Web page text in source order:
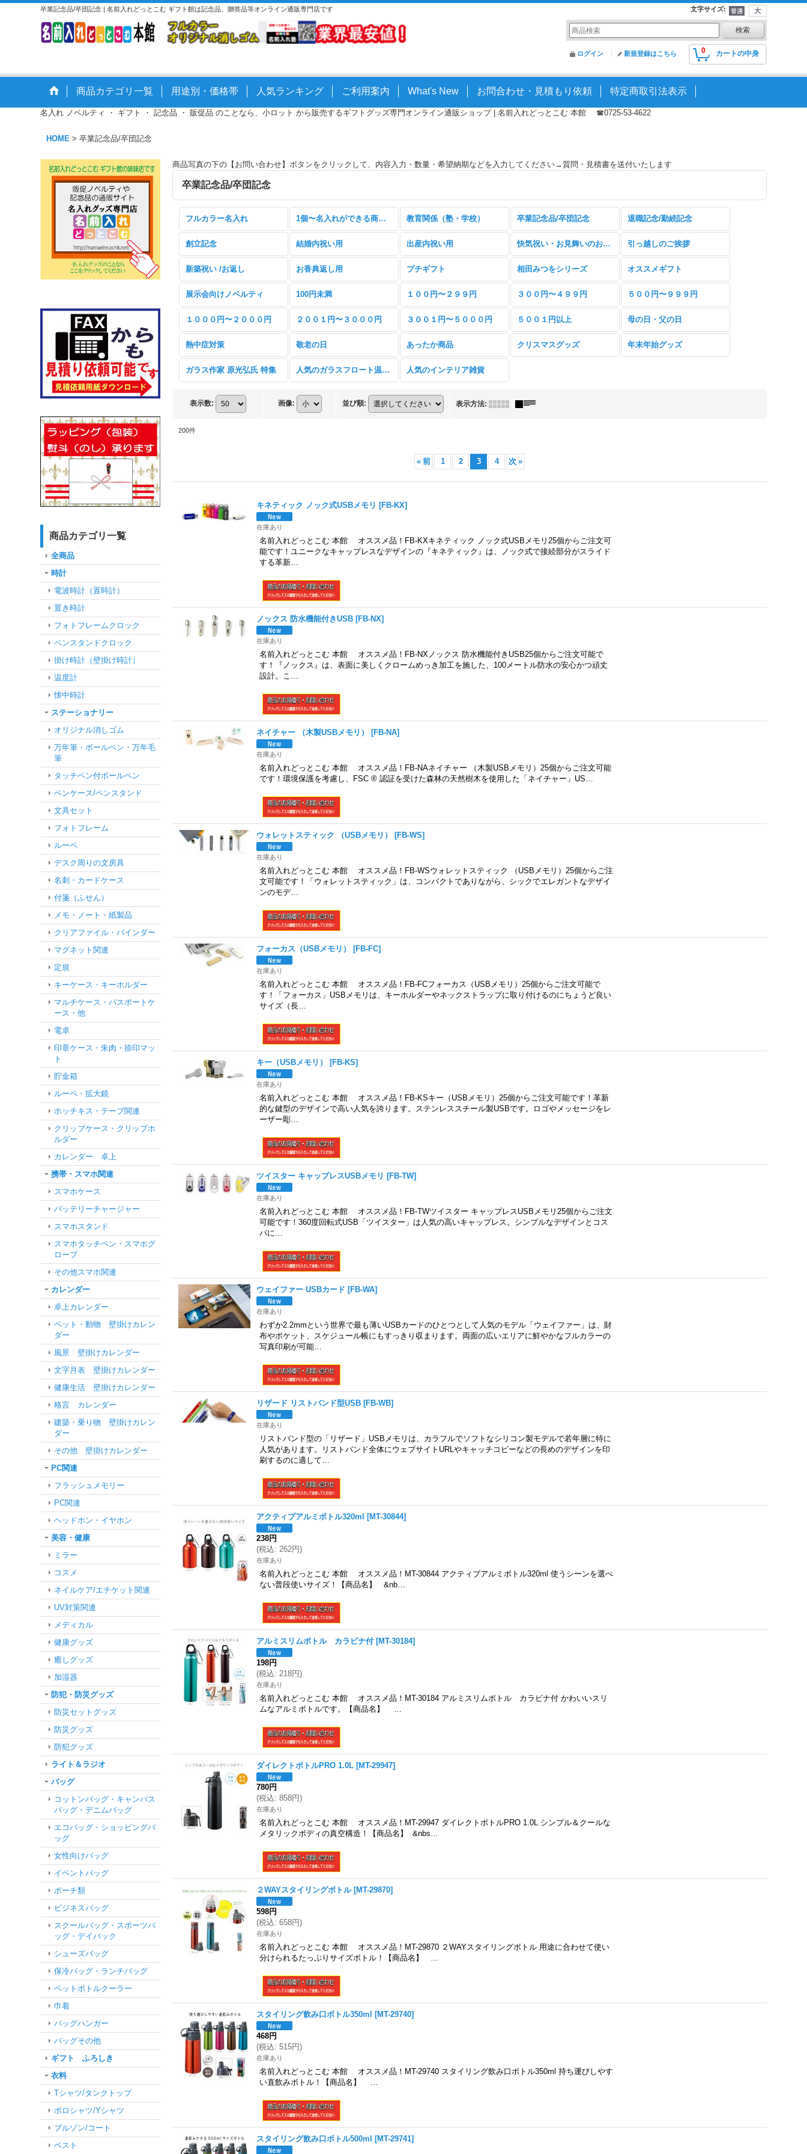
卒業記念品/卒団記念 | 名前入れどっとこむ ギフト館は記念品、贈答品等オンライン通販専門店です 文字サイズ:
0 カートの中身
ログイン 新規登録はこちら
商品カテゴリ一覧 用途別・価格帯 人気ランキング ご利用案内 What's New お問合わせ・見積もり依頼 特定商取引法表示
名入れ ノベルティ ・ ギフト ・ 記念品 ・ 販促品 のことなら、小ロット から販売するギフトグッズ専門オンライン通販ショップ | 名前入れどっとこむ 本館 ☎0725-53-4622
HOME > 卒業記念品/卒団記念
商品カテゴリ一覧
全商品
時計
電波時計（置時計）
置き時計
フォトフレームクロック
ペンスタンドクロック
掛け時計（壁掛け時計）
温度計
懐中時計
ステーショナリー
オリジナル消しゴム
万年筆・ボールペン・万年毛
筆
タッチペン付ボールペン
ペンケース/ペンスタンド
文具セット
フォトフレーム
ルーペ
デスク周りの文房具
名刺・カードケース
付箋（ふせん）
メモ・ノート・紙製品
クリアファイル・バインダー
マグネット関連
定規
キーケース・キーホルダー
マルチケース・パスポートケ
ース・他
電卓
印章ケース・朱肉・捺印マッ
ト
貯金箱
ルーペ・拡大鏡
ホッチキス・テープ関連
クリップケース・クリップホ
ルダー
カレンダー 卓上
携帯・スマホ関連
スマホケース
バッテリーチャージャー
スマホスタンド
スマホタッチペン・スマホグ
ローブ
その他スマホ関連
カレンダー
卓上カレンダー
ペット・動物 壁掛けカレン
ダー
風景 壁掛けカレンダー
文字月表 壁掛けカレンダー
健康生活 壁掛けカレンダー
格言 カレンダー
建築・乗り物 壁掛けカレン
ダー
その他 壁掛けカレンダー
PC関連
フラッシュメモリー
PC関連
ヘッドホン・イヤホン
美容・健康
ミラー
コスメ
ネイルケア/エチケット関連
UV対策関連
メディカル
健康グッズ
癒しグッズ
加湿器
防犯・防災グッズ
防災セットグッズ
防災グッズ
防犯グッズ
ライト＆ラジオ
バッグ
コットンバッグ・キャンパス
バッグ・デニムバッグ
エコバッグ・ショッピングバ
ッグ
女性向けバッグ
イベントバッグ
ポーチ類
ビジネスバッグ
スクールバッグ・スポーツバ
ッグ・デイパック
シューズバッグ
保冷バッグ・ランチバッグ
ペットボトルクーラー
巾着
バッグハンガー
バッグその他
ギフト ふろしき
衣料
Tシャツ/タンクトップ
ポロシャツ/Yシャツ
ブルゾン/コート
ベスト
商品写真の下の【お問い合わせ】ボタンをクリックして、内容入力・数量・希望納期などを入力してください→質問・見積書を送付いたします
卒業記念品/卒団記念
フルカラー名入れ 1個〜名入れができる商品特集 教育関係（塾・学校） 卒業記念品/卒団記念 退職記念/勤続記念
創立記念 結婚内祝い用 出産内祝い用 快気祝い・お見舞いのお返し 引っ越しのご挨拶
新築祝い /お返し お香典返し用 プチギフト 相田みつをシリーズ オススメギフト
展示会向けノベルティ 100円未満 １００円〜２９９円 ３００円〜４９９円 ５００円〜９９９円
１０００円〜２０００円 ２００１円〜３０００円 ３００１円〜５０００円 ５００１円以上 母の日・父の日
熱中症対策 敬老の日 あったか商品 クリスマスグッズ 年末年始グッズ
ガラス作家 原光弘氏 特集 人気のガラスフロート温度計 人気のインテリア雑貨
表示数: 画像: 並び順: 表示方法:
200件
« 前 1 2 3 4 次 »
キネティック ノック式USBメモリ [FB-KX]
在庫あり
名前入れどっとこむ 本館 オススメ品！FB-KXキネティック ノック式USBメモリ25個からご注文可
能です！ユニークなキャップレスなデザインの『キネティック』は、ノック式で接続部分がスライド
する革新…
ノックス 防水機能付きUSB [FB-NX]
在庫あり
名前入れどっとこむ 本館 オススメ品！FB-NXノックス 防水機能付きUSB25個からご注文可能で
す！『ノックス』は、表面に美しくクロームめっき加工を施した、100メートル防水の安心かつ頑丈
設計。こ…
ネイチャー （木製USBメモリ） [FB-NA]
在庫あり
名前入れどっとこむ 本館 オススメ品！FB-NAネイチャー （木製USBメモリ）25個からご注文可能
です！環境保護を考慮し、FSC ® 認証を受けた森林の天然樹木を使用した「ネイチャー」US…
ウォレットスティック （USBメモリ） [FB-WS]
在庫あり
名前入れどっとこむ 本館 オススメ品！FB-WSウォレットスティック （USBメモリ）25個からご注
文可能です！「ウォレットスティック」は、コンパクトでありながら、シックでエレガントなデザイ
ンのモデ…
フォーカス（USBメモリ） [FB-FC]
在庫あり
名前入れどっとこむ 本館 オススメ品！FB-FCフォーカス（USBメモリ）25個からご注文可能で
す！「フォーカス」USBメモリは、キーホルダーやネックストラップに取り付けるのにちょうど良い
サイズ（長…
キー（USBメモリ） [FB-KS]
在庫あり
名前入れどっとこむ 本館 オススメ品！FB-KSキー（USBメモリ）25個からご注文可能です！革新
的な鍵型のデザインで高い人気を誇ります。ステンレススチール製USBです。ロゴやメッセージをレ
ーザー彫…
ツイスター キャップレスUSBメモリ [FB-TW]
在庫あり
名前入れどっとこむ 本館 オススメ品！FB-TWツイスター キャップレスUSBメモリ25個からご注文
可能です！360度回転式USB「ツイスター」は人気の高いキャップレス。シンプルなデザインとコス
パに…
ウェイファー USBカード [FB-WA]
在庫あり
わずか2.2mmという世界で最も薄いUSBカードのひとつとして人気のモデル「ウェイファー」は、財
布やポケット、スケジュール帳にもすっきり収まります。両面の広いエリアに鮮やかなフルカラーの
写真印刷が可能…
リザード リストバンド型USB [FB-WB]
在庫あり
リストバンド型の「リザード」USBメモリは、カラフルでソフトなシリコン製モデルで若年層に特に
人気があります。リストバンド全体にウェブサイトURLやキャッチコピーなどの長めのデザインを印
刷するのに適して…
アクティブアルミボトル320ml [MT-30844]
238円
(税込: 262円)
在庫あり
名前入れどっとこむ 本館 オススメ品！MT-30844 アクティブアルミボトル320ml 使うシーンを選べ
ない普段使いサイズ！【商品名】 &nb…
アルミスリムボトル カラビナ付 [MT-30184]
198円
(税込: 218円)
在庫あり
名前入れどっとこむ 本館 オススメ品！MT-30184 アルミスリムボトル カラビナ付 かわいいスリ
ムなアルミボトルです。【商品名】 …
ダイレクトボトルPRO 1.0L [MT-29947]
780円
(税込: 858円)
在庫あり
名前入れどっとこむ 本館 オススメ品！MT-29947 ダイレクトボトルPRO 1.0L シンプル＆クールな
メタリックボディの真空構造！【商品名】 &nbs…
２WAYスタイリングボトル [MT-29870]
598円
(税込: 658円)
在庫あり
名前入れどっとこむ 本館 オススメ品！MT-29870 ２WAYスタイリングボトル 用途に合わせて使い
分けられるたっぷりサイズボトル！【商品名】 …
スタイリング飲み口ボトル350ml [MT-29740]
468円
(税込: 515円)
在庫あり
名前入れどっとこむ 本館 オススメ品！MT-29740 スタイリング飲み口ボトル350ml 持ち運びしやす
い直飲みボトル！【商品名】 …
スタイリング飲み口ボトル500ml [MT-29741]